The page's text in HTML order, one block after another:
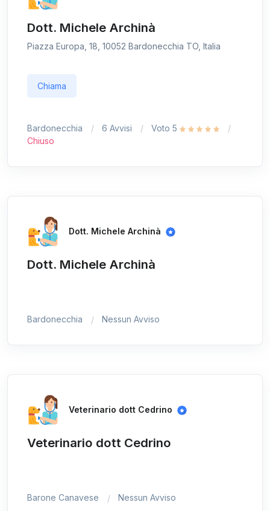
Dott. Michele Archinà
Piazza Europa, 18, 10052 Bardonecchia TO, Italia
Chiama
Bardonecchia 6 Avvisi
Voto 5
Chiuso
Dott. Michele Archinà
Dott. Michele Archinà
Bardonecchia Nessun Avviso
Veterinario dott Cedrino
Veterinario dott Cedrino
Barone Canavese Nessun Avviso